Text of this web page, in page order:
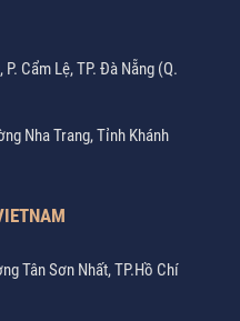
Cẩm Lệ, TP. Đà Nẵng (Q.
Nha Trang, Tỉnh Khánh
Tân Sơn Nhất, TP.Hồ Chí